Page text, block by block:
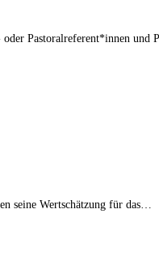
Pastoralreferent*innen und
seine Wertschätzung für das…